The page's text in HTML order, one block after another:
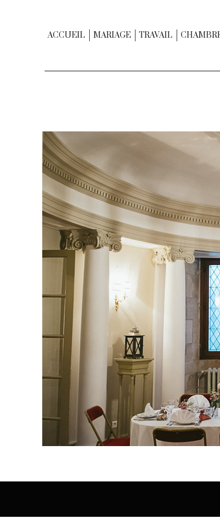
ACCUEIL MARIAGE TRAVAIL